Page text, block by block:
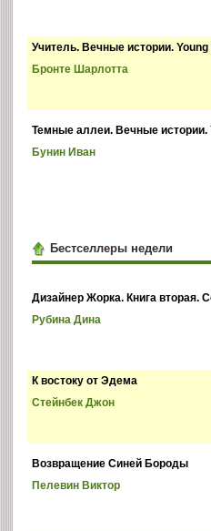
Учитель. Вечные истории.
Бронте Шарлотта
Темные аллеи. Вечные истории.
Бунин Иван
Бестселлеры недели
Дизайнер Жорка. Книга вторая.
Рубина Дина
К востоку от Эдема
Стейнбек Джон
Возвращение Синей Бороды
Пелевин Виктор